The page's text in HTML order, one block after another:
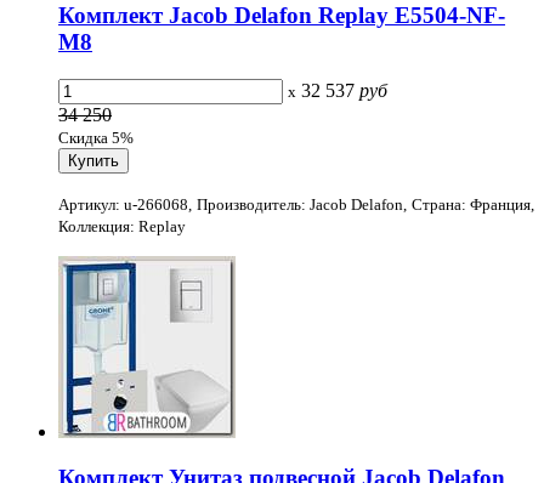
Комплект Jacob Delafon Replay E5504-NF-
M8
x 32 537 руб
34 250
Скидка 5%
Артикул: u-266068, Производитель: Jacob Delafon, Страна: Франция,
Коллекция: Replay